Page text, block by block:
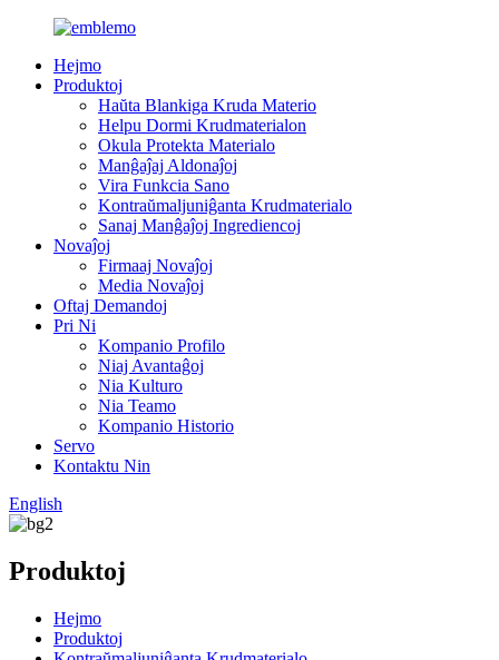
Hejmo
Produktoj
Haŭta Blankiga Kruda Materio
Helpu Dormi Krudmaterialon
Okula Protekta Materialo
Manĝaĵaj Aldonaĵoj
Vira Funkcia Sano
Kontraŭmaljuniĝanta Krudmaterialo
Sanaj Manĝaĵoj Ingrediencoj
Novaĵoj
Firmaaj Novaĵoj
Media Novaĵoj
Oftaj Demandoj
Pri Ni
Kompanio Profilo
Niaj Avantaĝoj
Nia Kulturo
Nia Teamo
Kompanio Historio
Servo
Kontaktu Nin
English
Produktoj
Hejmo
Produktoj